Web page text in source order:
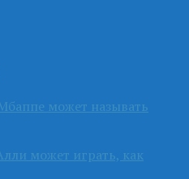
может называть
может играть, как